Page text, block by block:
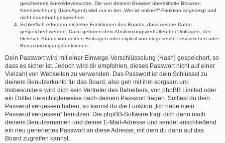
gescheiterte Anmeldeversuche. Die von deinem Browser übermittelte Browser-
Kennzeichnung (User Agent) wird nur in der „Wer ist online?“-Funktion angezeigt und
nicht dauerhaft gespeichert.
Schließlich erfordern einzelne Funktionen des Boards, dass weitere Daten
gespeichert werden. Dazu gehören dein Abstimmungsverhalten bei Umfragen, der
Gelesen-Status von deinen Beiträgen oder explizit von dir gesetzte Lesezeichen oder
Benachrichtigungsfunktionen.
Dein Passwort wird mit einer Einwege-Verschlüsselung (Hash) gespeichert, so
dass es sicher ist. Jedoch wird dir empfohlen, dieses Passwort nicht auf einer
Vielzahl von Webseiten zu verwenden. Das Passwort ist dein Schlüssel zu
deinem Benutzerkonto für das Board, also geh mit ihm sorgsam um.
Insbesondere wird dich kein Vertreter des Betreibers, von phpBB Limited oder
ein Dritter berechtigterweise nach deinem Passwort fragen. Solltest du dein
Passwort vergessen haben, so kannst du die Funktion „Ich habe mein
Passwort vergessen“ benutzen. Die phpBB-Software fragt dich dann nach
deinem Benutzernamen und deiner E-Mail-Adresse und sendet anschließend
ein neu generiertes Passwort an diese Adresse, mit dem du dann auf das
Board zugreifen kannst.